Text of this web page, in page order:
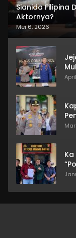
Sianida Filipina
Aktornya?
Mei 6, 2026